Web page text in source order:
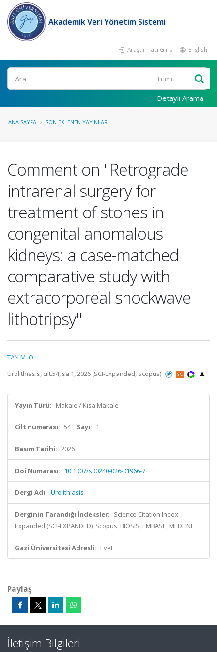
Akademik Veri Yönetim Sistemi
Araştırmacı Girişi English
Ara
Detaylı Arama
ANA SAYFA SON EKLENEN YAYINLAR
Comment on "Retrograde
intrarenal surgery for
treatment of stones in
congenital anomalous
kidneys: a case-matched
comparative study with
extracorporeal shockwave
lithotripsy"
TAN M. Ö.
Urolithiasis, cilt.54, sa.1, 2026 (SCI-Expanded, Scopus)
Yayın Türü: Makale / Kısa Makale
Cilt numarası: 54 Sayı: 1
Basım Tarihi: 2026
Doi Numarası: 10.1007/s00240-026-01966-7
Dergi Adı: Urolithiasis
Derginin Tarandığı İndeksler: Science Citation Index
Expanded (SCI-EXPANDED), Scopus, BIOSIS, EMBASE, MEDLINE
Gazi Üniversitesi Adresli: Evet
Paylaş
İletişim Bilgileri